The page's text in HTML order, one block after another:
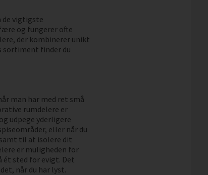
de vigtigste
og fungerer ofte
der kombinerer unikt
sortiment finder du
man har med ret små
rumdelere er
udpege yderligere
eller når du
til at isolere dit
er muligheden for
ét sted for evigt. Det
når du har lyst.